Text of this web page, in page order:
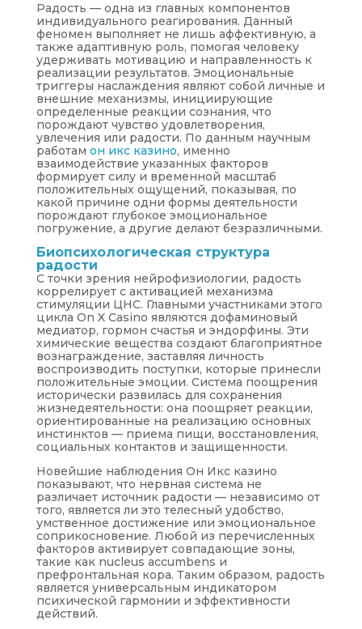
Радость — одна из главных компонентов
индивидуального реагирования. Данный
феномен выполняет не лишь аффективную, а
также адаптивную роль, помогая человеку
удерживать мотивацию и направленность к
реализации результатов. Эмоциональные
триггеры наслаждения являют собой личные и
внешние механизмы, инициирующие
определенные реакции сознания, что
порождают чувство удовлетворения,
увлечения или радости. По данным научным
работам он икс казино, именно
взаимодействие указанных факторов
формирует силу и временной масштаб
положительных ощущений, показывая, по
какой причине одни формы деятельности
порождают глубокое эмоциональное
погружение, а другие делают безразличными.
Биопсихологическая структура
радости
С точки зрения нейрофизиологии, радость
коррелирует с активацией механизма
стимуляции ЦНС. Главными участниками этого
цикла On X Casino являются дофаминовый
медиатор, гормон счастья и эндорфины. Эти
химические вещества создают благоприятное
вознаграждение, заставляя личность
воспроизводить поступки, которые принесли
положительные эмоции. Система поощрения
исторически развилась для сохранения
жизнедеятельности: она поощряет реакции,
ориентированные на реализацию основных
инстинктов — приема пищи, восстановления,
социальных контактов и защищенности.
Новейшие наблюдения Он Икс казино
показывают, что нервная система не
различает источник радости — независимо от
того, является ли это телесный удобство,
умственное достижение или эмоциональное
соприкосновение. Любой из перечисленных
факторов активирует совпадающие зоны,
такие как nucleus accumbens и
префронтальная кора. Таким образом, радость
является универсальным индикатором
психической гармонии и эффективности
действий.